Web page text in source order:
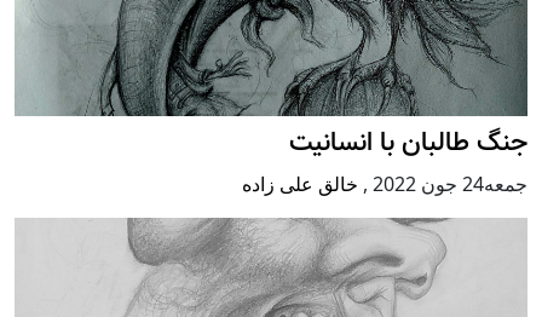
جنگ طالبان با انسانیت
جمعه24 جون 2022 , خالق علی زاده